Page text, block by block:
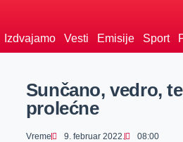
Izdvajamo Vesti Emisije Sport
Sunčano, vedro,
prolećne
Vreme 9. februar 2022. 08:00